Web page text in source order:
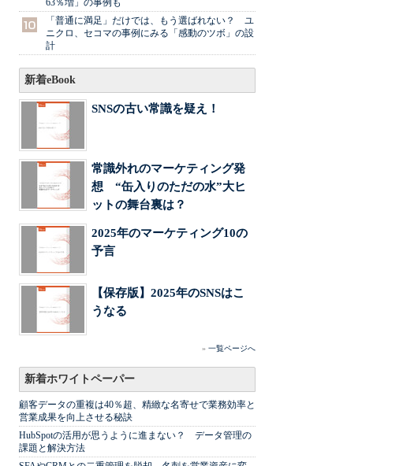
63％増」の事例も
「普通に満足」だけでは、もう選ばれない？ ユ
ニクロ、セコマの事例にみる「感動のツボ」の設
計
新着eBook
SNSの古い常識を疑え！
常識外れのマーケティング発
想 “缶入りのただの水”大ヒ
ットの舞台裏は？
2025年のマーケティング10の
予言
【保存版】2025年のSNSはこ
うなる
» 一覧ページへ
新着ホワイトペーパー
顧客データの重複は40％超、精緻な名寄せで業務効率と
営業成果を向上させる秘訣
HubSpotの活用が思うように進まない？ データ管理の
課題と解決方法